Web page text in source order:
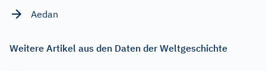
Aedan
Weitere Artikel aus den Daten der Weltgeschichte